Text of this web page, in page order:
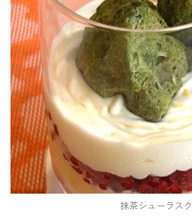
抹茶シューラスク